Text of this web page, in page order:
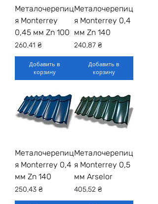
Металочерепиц
я Monterrey
0,45 мм Zn 100
Цена
260,41 ₴
Добавить в
корзину
Металочерепиц
я Monterrey 0,4
мм Zn 140
Цена
240,87 ₴
Добавить в
корзину
Металочерепиц
я Monterrey 0,4
мм Zn 140
Цена
250,43 ₴
Металочерепиц
я Monterrey 0,5
мм Arselor
Цена
405,52 ₴